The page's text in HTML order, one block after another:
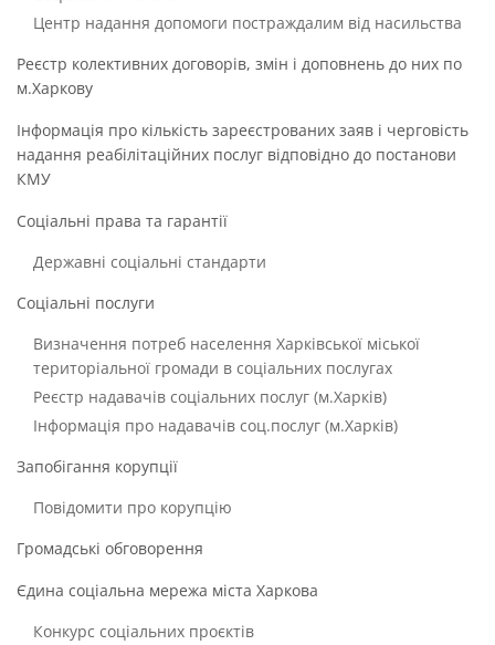
Центр надання допомоги постраждалим від насильства
Реєстр колективних договорів, змін і доповнень до них по
м.Харкову
Інформація про кількість зареєстрованих заяв і черговість
надання реабілітаційних послуг відповідно до постанови
КМУ
Соціальні права та гарантії
Державні соціальні стандарти
Соціальні послуги
Визначення потреб населення Харківської міської
територіальної громади в соціальних послугах
Реєстр надавачів соціальних послуг (м.Харків)
Інформація про надавачів соц.послуг (м.Харків)
Запобігання корупції
Повідомити про корупцію
Громадські обговорення
Єдина соціальна мережа міста Харкова
Конкурс соціальних проєктів